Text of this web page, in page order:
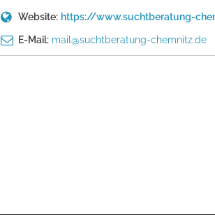
Website: https://www.suchtberatung-
E-Mail: mail@suchtberatung-chemnitz.de